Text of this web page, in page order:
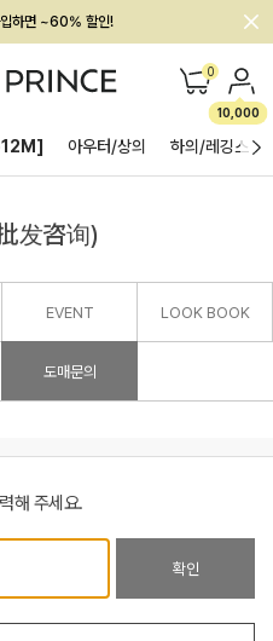
입하면 ~60% 할인!
원 혜택 0
10,000
아우터/상의 하의/레깅스
发咨询)
EVENT LOOK BOOK
도매문의
해 주세요.
확인